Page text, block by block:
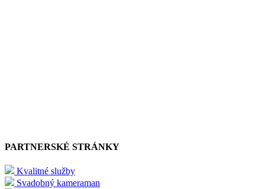
PARTNERSKÉ STRÁNKY
Kvalitné služby
Svadobný kameraman